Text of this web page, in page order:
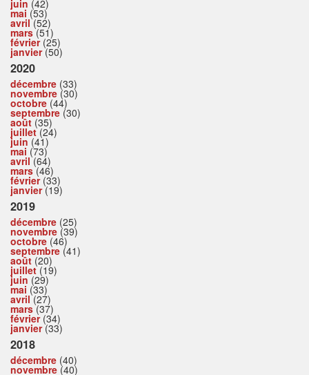
juin (42)
mai (53)
avril(52)
mars(51)
février(25)
janvier(50)
2020
décembre (33)
novembre (30)
octobre (44)
septembre (30)
août (35)
juillet(24)
juin (41)
mai (73)
avril(64)
mars(46)
février(33)
janvier(19)
2019
décembre (25)
novembre (39)
octobre (46)
septembre (41)
août (20)
juillet(19)
juin (29)
mai (33)
avril(27)
mars(37)
février(34)
janvier(33)
2018
décembre (40)
novembre (40)